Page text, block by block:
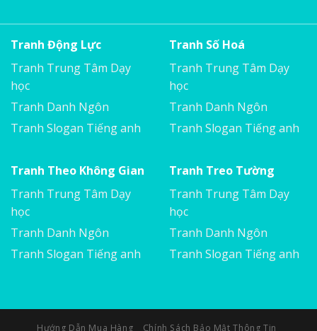
Tranh Động Lực
Tranh Trung Tâm Dạy
học
Tranh Danh Ngôn
Tranh Slogan Tiếng anh
Tranh Số Hoá
Tranh Trung Tâm Dạy
học
Tranh Danh Ngôn
Tranh Slogan Tiếng anh
Tranh Theo Không Gian
Tranh Trung Tâm Dạy
học
Tranh Danh Ngôn
Tranh Slogan Tiếng anh
Tranh Treo Tường
Tranh Trung Tâm Dạy
học
Tranh Danh Ngôn
Tranh Slogan Tiếng anh
Hướng Dẫn Mua Hàng Chính Sách Bảo Mật Thông Tin